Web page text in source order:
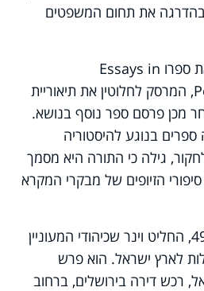
בהדרגה את תחום המשפטים
בשנת 1909 פרסם וינר את ספרו Essays in
Pentateuchal Criticism, המרסק לחלוטין את תיאוריית
מכן פרסם ספר נוסף בנושא.
בנוגע להיסטוריה
גילה כי התורה היא מסמך
סיפורי הזיופים של מבקרי המקרא
בשנת 1923, בהיותו כבן 49, החליט וינר שכיהודי המעוניין
לארץ ישראל. הוא פרש
רכש דירה בירושלים, ברחוב